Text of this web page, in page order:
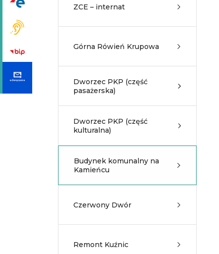
ZCE – internat
Górna Rówień Krupowa
Dworzec PKP (część
pasażerska)
Dworzec PKP (część
kulturalna)
Budynek komunalny na
Kamieńcu
Czerwony Dwór
Remont Kuźnic